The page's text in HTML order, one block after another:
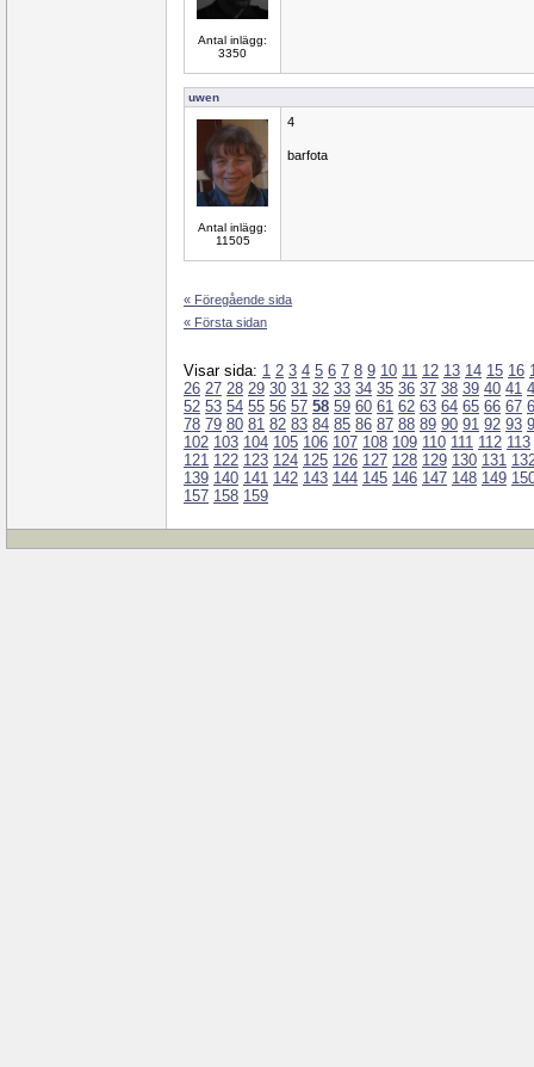
Antal inlägg:
3350
uwen
Antal inlägg:
11505
4
barfota
« Föregående sida
« Första sidan
Visar sida: 1 2 3 4 5 6 7 8 9 10 11 12 13 14 15 16
26 27 28 29 30 31 32 33 34 35 36 37 38 39 40 41
52 53 54 55 56 57 58 59 60 61 62 63 64 65 66 67
78 79 80 81 82 83 84 85 86 87 88 89 90 91 92 93
102 103 104 105 106 107 108 109 110 111 112 113
121 122 123 124 125 126 127 128 129 130 131
139 140 141 142 143 144 145 146 147 148 149
157 158 159